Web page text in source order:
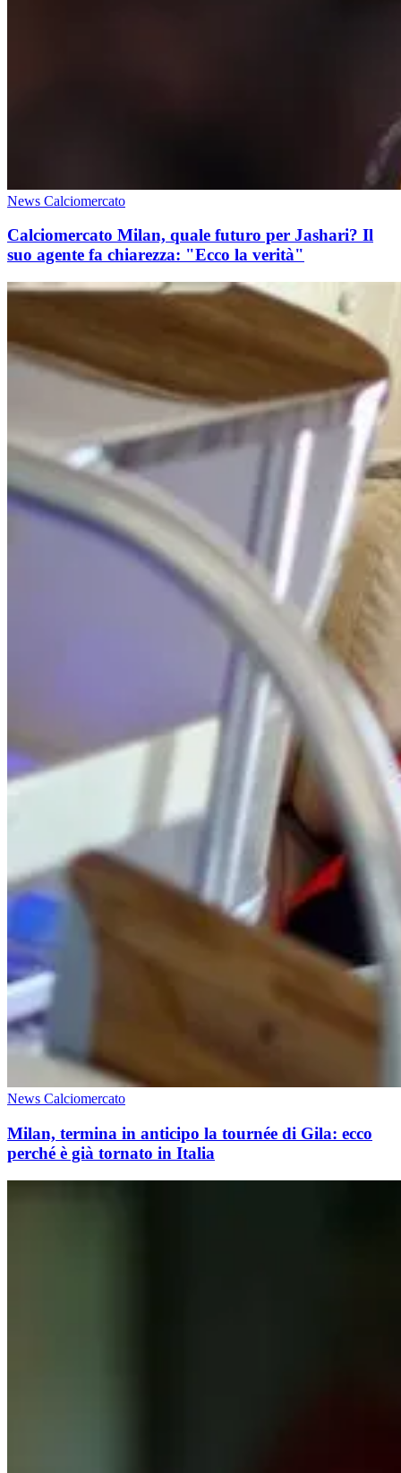
News Calciomercato
Calciomercato Milan, quale futuro per Jashari? Il
suo agente fa chiarezza: "Ecco la verità"
News Calciomercato
Milan, termina in anticipo la tournée di Gila: ecco
perché è già tornato in Italia